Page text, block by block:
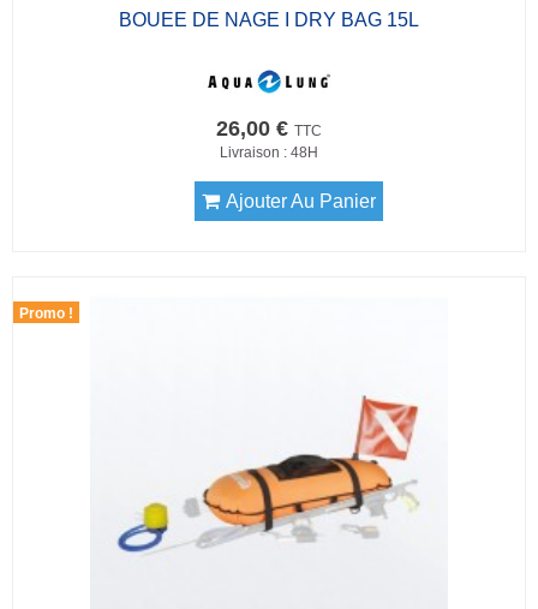
BOUEE DE NAGE I DRY BAG 15L
26,00 € TTC
Livraison : 48H
Ajouter Au Panier
Promo !